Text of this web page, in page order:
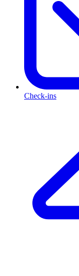
Check-ins